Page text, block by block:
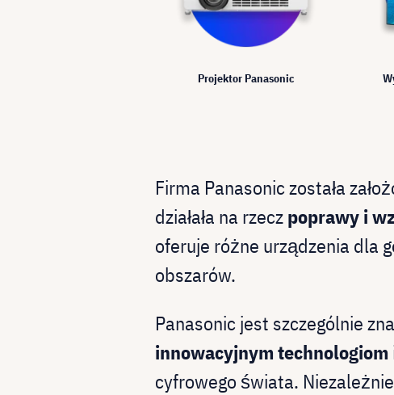
Projektor Panasonic
Firma Panasonic została
działała na rzeczpoprawy i
oferuje różne urządzenia dla
obszarów.
Panasonic jest szczególnie
innowacyjnym technologiom
cyfrowego świata.